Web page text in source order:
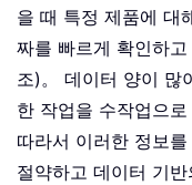
을 때 특정 제품에 대
짜를 빠르게 확인하
조)。 데이터 양이 많
한 작업을 수작업으로
따라서 이러한 정보
절약하고 데이터 기